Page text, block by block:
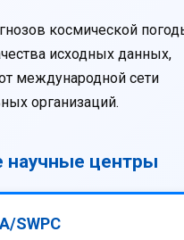
космической
исходных данных,
международной сети
организаций.
научные центры
SWPC